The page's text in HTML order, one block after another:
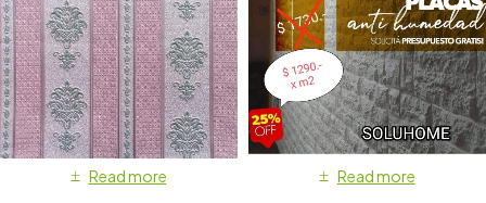
Read more
Read more